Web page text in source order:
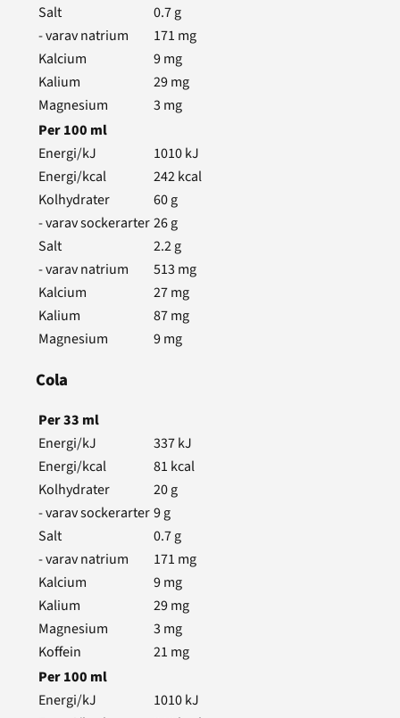
Salt
0.7g
- varav natrium
171 mg
Kalcium
9mg
Kalium
29mg
Magnesium
3 mg
Per100 ml
Energi/kJ
1010kJ
Energi/kcal
242kcal
Kolhydrater
60g
- varav sockerarter26g
Salt
2.2g
- varav natrium
513 mg
Kalcium
27mg
Kalium
87mg
Magnesium
9mg
Cola
Per33 ml
Energi/kJ
337kJ
Energi/kcal
81 kcal
Kolhydrater
20g
- varav sockerarter9g
Salt
0.7g
- varav natrium
171 mg
Kalcium
9mg
Kalium
29mg
Magnesium
3 mg
Koffein
21 mg
Per100 ml
Energi/kJ
1010kJ